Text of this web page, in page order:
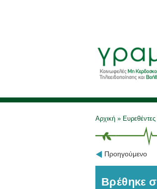
Αρχική » Ευρεθέντες
Προηγούμενο
Βρέθηκε